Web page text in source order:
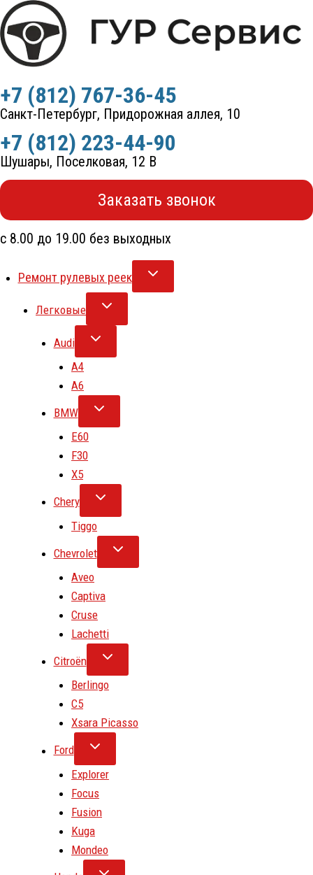
Перейти
к
содержимому
+7 (812) 767-36-45
Санкт-Петербург, Придорожная аллея, 10
+7 (812) 223-44-90
Шушары, Поселковая, 12 В
Заказать звонок
с 8.00 до 19.00 без выходных
Ремонт рулевых реек
Легковые
Audi
A4
A6
BMW
E60
F30
X5
Chery
Tiggo
Chevrolet
Aveo
Captiva
Cruse
Lachetti
Citroën
Berlingo
C5
Xsara Picasso
Ford
Explorer
Focus
Fusion
Kuga
Mondeo